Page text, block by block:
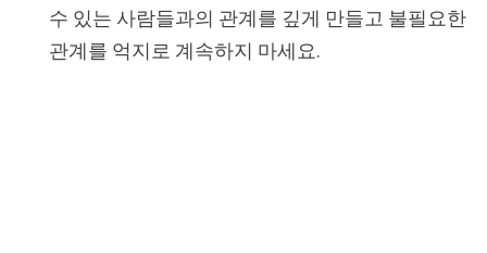
수 있는 사람들과의 관계를 깊게 만들고 불필요한
관계를 억지로 계속하지 마세요.